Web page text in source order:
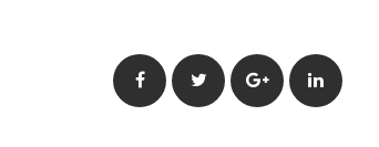
FacebookTwitter Google+LinkedIn